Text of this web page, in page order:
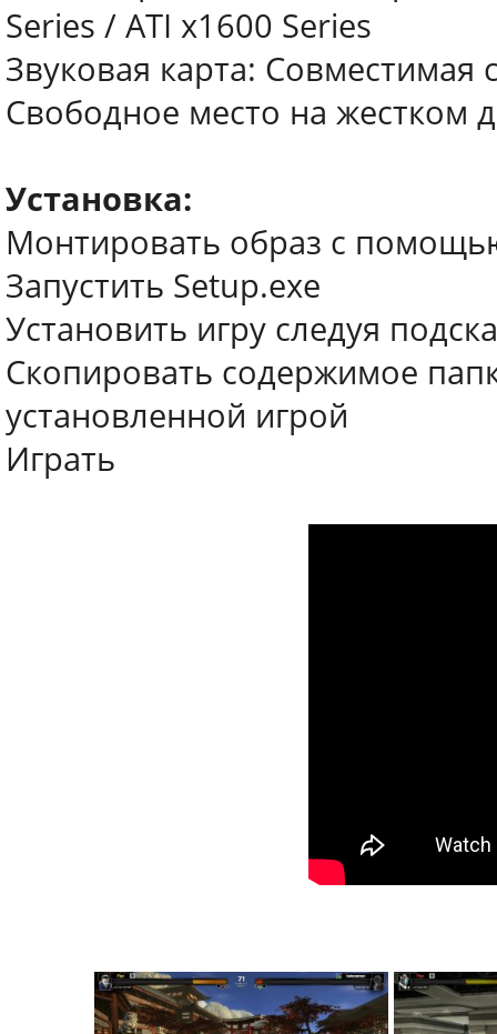
Series / ATI x1600 Series
Звуковая карта: Совместимая
Свободное место на жестком
Установка:
Монтировать образ с
Запустить Setup.exe
Установить игру следуя
Скопировать содержимое
установленной игрой
Играть